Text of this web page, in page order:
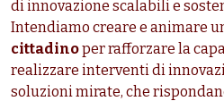
di innovazione scalabili e
Intendiamo creare e animare
cittadinoper rafforzare la
realizzare interventi di
soluzioni mirate, che